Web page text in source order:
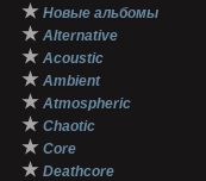
★ Новые альбомы
★ Alternative
★ Acoustic
★ Ambient
★ Atmospheric
★ Chaotic
★ Core
★ Deathcore